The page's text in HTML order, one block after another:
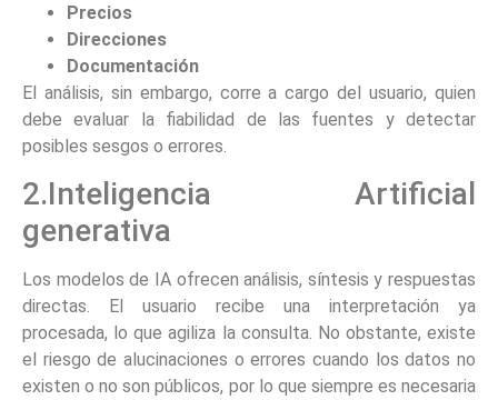
Precios
Direcciones
Documentación
El análisis, sin embargo, corre a cargo del usuario, quien
debe evaluar la fiabilidad de las fuentes y detectar
posibles sesgos o errores.
2.Inteligencia Artificial
generativa
Los modelos de IA ofrecen análisis, síntesis y respuestas
directas. El usuario recibe una interpretación ya
procesada, lo que agiliza la consulta. No obstante, existe
el riesgo de alucinaciones o errores cuando los datos no
existen o no son públicos, por lo que siempre es necesaria